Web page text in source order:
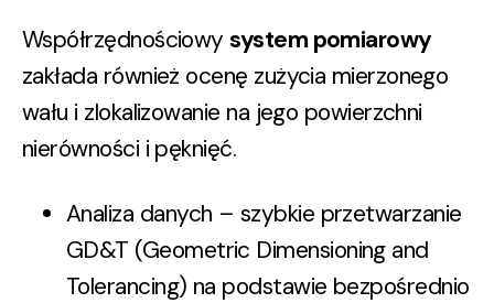
Współrzędnościowysystem pomiarowy
zakłada również ocenę zużycia mierzonego
wału i zlokalizowanie na jego powierzchni
nierówności i pęknięć.
Analiza danych – szybkie przetwarzanie
GD&T (Geometric Dimensioning and
Tolerancing) na podstawie bezpośrednio